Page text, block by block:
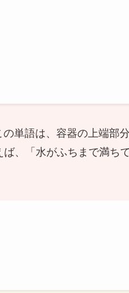
単語は、容器の上端部
、「水がふちまで満ち